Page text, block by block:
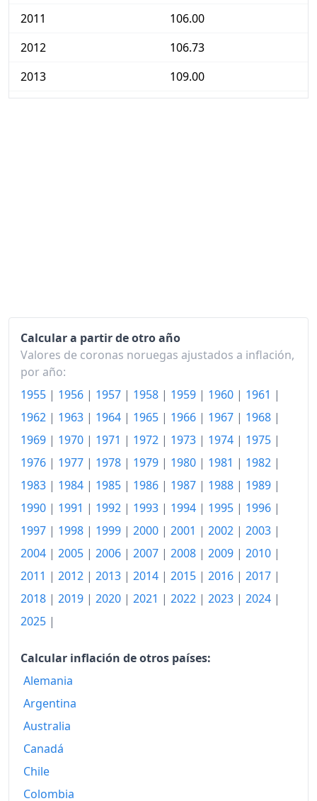
2011
106.00
2012
106.73
2013
109.00
2022
139.55
2023
147.22
2024
151.90
2025
156.51
Hoy
162.14
Calcular a partir de otro año
Valores de coronas noruegas ajustados a inflación,
por año:
1955 | 1956 | 1957 | 1958 | 1959 | 1960 | 1961 |
1962 | 1963 | 1964 | 1965 | 1966 | 1967 | 1968 |
1969 | 1970 | 1971 | 1972 | 1973 | 1974 | 1975 |
1976 | 1977 | 1978 | 1979 | 1980 | 1981 | 1982 |
1983 | 1984 | 1985 | 1986 | 1987 | 1988 | 1989 |
1990 | 1991 | 1992 | 1993 | 1994 | 1995 | 1996 |
1997 | 1998 | 1999 | 2000 | 2001 | 2002 | 2003 |
2004 | 2005 | 2006 | 2007 | 2008 | 2009 | 2010 |
2011 | 2012 | 2013 | 2014 | 2015 | 2016 | 2017 |
2018 | 2019 | 2020 | 2021 | 2022 | 2023 | 2024 |
2025 |
Calcular inflación de otros países:
Alemania
Argentina
Australia
Canadá
Chile
Colombia